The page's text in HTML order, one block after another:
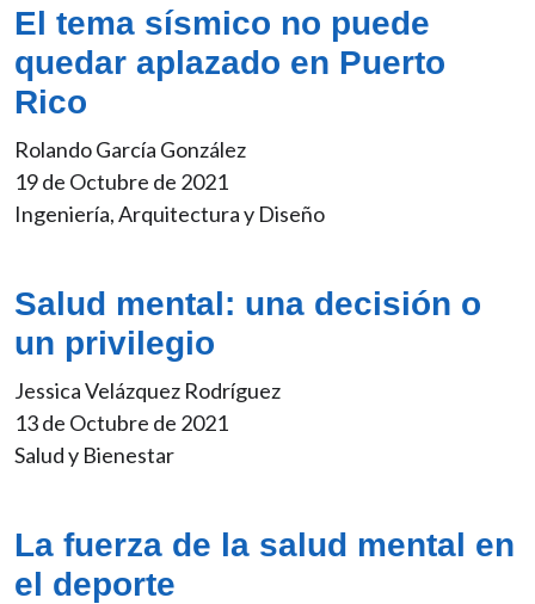
El tema sísmico no puede
quedar aplazado en Puerto
Rico
Rolando García González
19 de Octubre de 2021
Ingeniería, Arquitectura y Diseño
Salud mental: una decisión o
un privilegio
Jessica Velázquez Rodríguez
13 de Octubre de 2021
Salud y Bienestar
La fuerza de la salud mental en
el deporte